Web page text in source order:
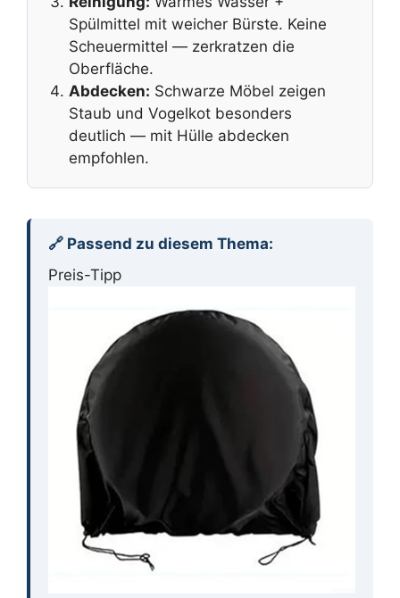
Spülmittel mit weicher Bürste. Keine
Scheuermittel — zerkratzen die
Oberfläche.
Abdecken: Schwarze Möbel zeigen
Staub und Vogelkot besonders
deutlich — mit Hülle abdecken
empfohlen.
🔗 Passend zu diesem Thema:
Preis-Tipp